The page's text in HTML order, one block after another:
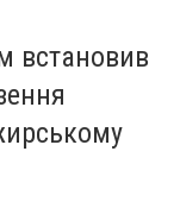
встановив